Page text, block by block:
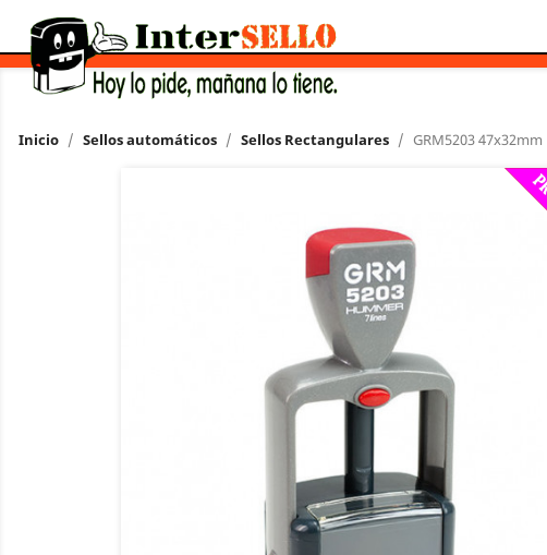
Inicio Sellos automáticos Sellos Rectangulares GRM5203 47x32mm